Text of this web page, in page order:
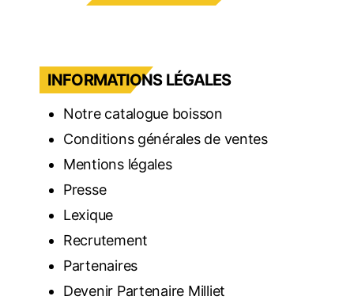
INFORMATIONS LÉGALES
Notre catalogue boisson
Conditions générales de ventes
Mentions légales
Presse
Lexique
Recrutement
Partenaires
Devenir Partenaire Milliet